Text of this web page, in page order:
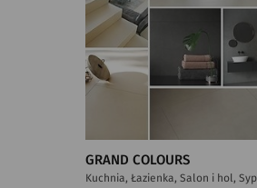
GRAND COLOURS
Kuchnia, Łazienka, Salon i hol,